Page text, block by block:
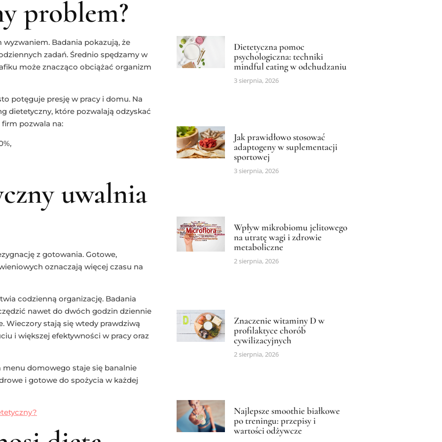
problem?
Badania pokazują, że
zadań. Średnio spędzamy w
może znacząco obciążać organizm
potęguje presję w pracy i domu. Na
dietetyczny, które pozwalają odzyskać
firm pozwala na:
uwalnia
z gotowania. Gotowe,
oznaczają więcej czasu na
codzienną organizację. Badania
nawet do dwóch godzin dziennie
Wieczory stają się wtedy prawdziwą
i większej efektywności w pracy oraz
menu domowego staje się banalnie
i gotowe do spożycia w każdej
Dietetyczna pomoc
psychologiczna: techniki
mindful eating w odchudzaniu
3 sierpnia, 2026
Jak prawidłowo stosować
adaptogeny w suplementacji
sportowej
3 sierpnia, 2026
Wpływ mikrobiomu jelitowego
na utratę wagi i zdrowie
metaboliczne
2 sierpnia, 2026
Znaczenie witaminy D w
profilaktyce chorób
cywilizacyjnych
2 sierpnia, 2026
Najlepsze smoothie białkowe
po treningu: przepisy i
wartości odżywcze